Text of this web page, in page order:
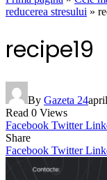
reducerea stresului »
recipe19
By Gazeta 24
Read 0 Views
Facebook Twitter
Share
Facebook Twitter